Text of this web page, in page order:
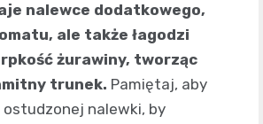
nalewce dodatkowego,
ale także łagodzi
żurawiny, tworząc
trunek. Pamiętaj, aby
ostudzonej nalewki, by